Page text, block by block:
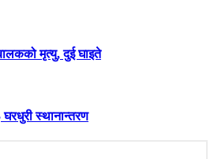
मृत्यु, दुई घाइते
स्थानान्तरण